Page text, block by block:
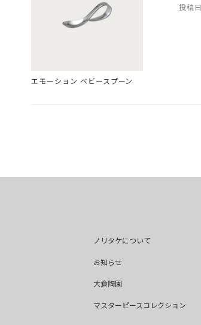
エモーション ベビースプーン
投稿日
ノリタケについて
お知らせ
大倉陶園
マスターピースコレクション